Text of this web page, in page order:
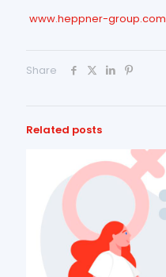
www.heppner-group.com
Share
Related posts